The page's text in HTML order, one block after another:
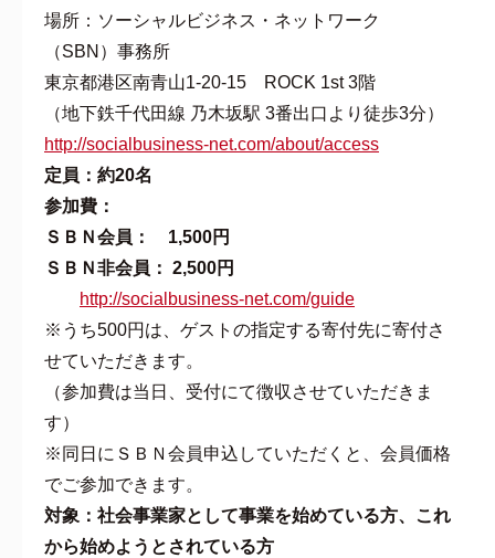
場所：ソーシャルビジネス・ネットワーク
（SBN）事務所
東京都港区南青山1-20-15 ROCK 1st 3階
（地下鉄千代田線 乃木坂駅 3番出口より徒歩3分）
http://socialbusiness-net.com/about/access
定員：約20名
参加費：
ＳＢＮ会員： 1,500円
ＳＢＮ非会員： 2,500円
http://socialbusiness-net.com/guide
※うち500円は、ゲストの指定する寄付先に寄付さ
せていただきます。
（参加費は当日、受付にて徴収させていただきま
す）
※同日にＳＢＮ会員申込していただくと、会員価格
でご参加できます。
対象：社会事業家として事業を始めている方、これ
から始めようとされている方